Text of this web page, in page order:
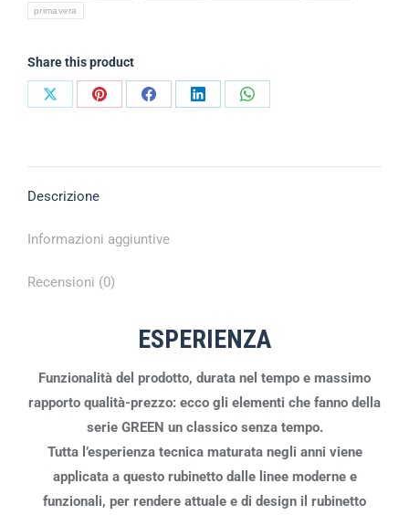
primavera
Share this product
Descrizione
Informazioni aggiuntive
Recensioni (0)
ESPERIENZA
Funzionalità del prodotto, durata nel tempo e massimo
rapporto qualità-prezzo: ecco gli elementi che fanno della
serie GREEN un classico senza tempo.
Tutta l’esperienza tecnica maturata negli anni viene
applicata a questo rubinetto dalle linee moderne e
funzionali, per rendere attuale e di design il rubinetto